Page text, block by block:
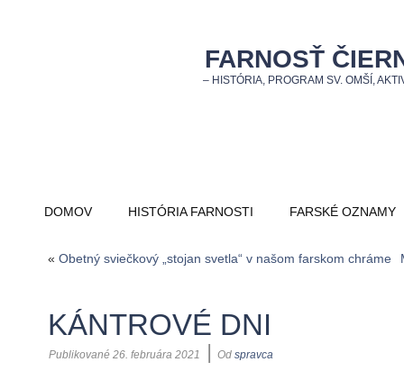
FARNOSŤ
– HISTÓRIA, PROGRAM SV. OMŠÍ,
DOMOV HISTÓRIA FARNOSTI FARSKÉ OZNAMY
« Obetný sviečkový „stojan svetla“ v našom farskom chráme
KÁNTROVÉ DNI
Publikované 26. februára 2021 | Od spravca